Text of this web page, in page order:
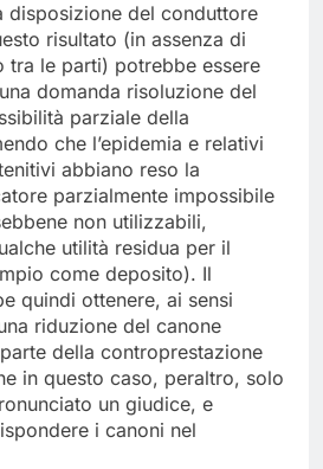
disposizione del conduttore
risultato (in assenza di
tra le parti) potrebbe essere
domanda risoluzione del
parziale della
che l’epidemia e relativi
abbiano reso la
parzialmente impossibile
non utilizzabili,
utilità residua per il
come deposito). Il
quindi ottenere, ai sensi
riduzione del canone
della controprestazione
in questo caso, peraltro, solo
un giudice, e
i canoni nel